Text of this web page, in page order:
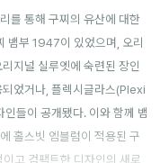
를 통해 구찌의 유산에 대한
뱀부 1947이 있었으며, 오리
지널 실루엣에 숙련된 장인
었거나, 플렉시글라스(Plexi
들이 공개됐다. 이와 함께 뱀
홀스빗 엠블럼이 적용된 구
고 컴팩트한 디자인의 새로